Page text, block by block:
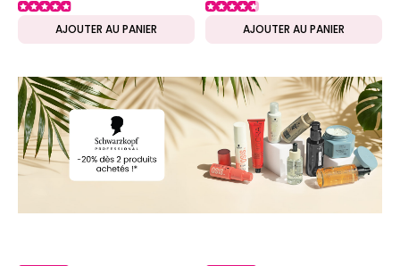
AJOUTER AU PANIER AJOUTER AU PANIER